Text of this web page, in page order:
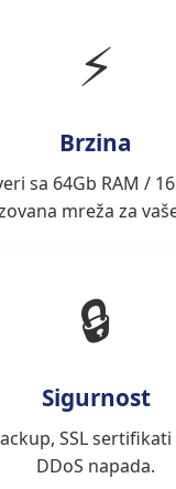
⚡
Brzina
sa 64Gb RAM /
mreža za
🔒
Sigurnost
SSL
DDoS napada.